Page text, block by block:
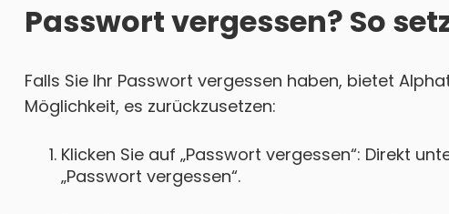
Passwort vergessen? So
Falls Sie Ihr Passwort vergessen haben, bietet
Möglichkeit, es zurückzusetzen:
Klicken Sie auf „Passwort vergessen“: Direkt
„Passwort vergessen“.